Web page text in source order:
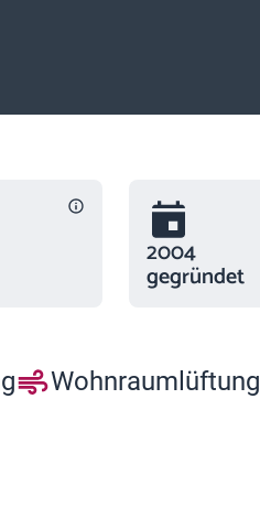
2004
gegründet
Wohnraumlüftung